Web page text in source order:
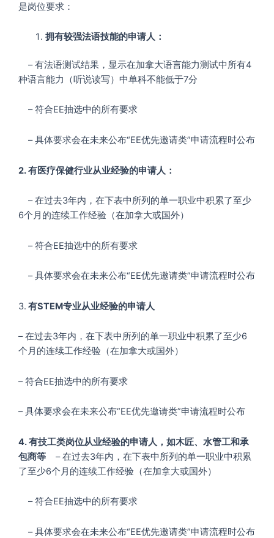
是岗位要求：
拥有较强法语技能的申请人：
– 有法语测试结果，显示在加拿大语言能力测试中所有4
种语言能力（听说读写）中单科不能低于7分
– 符合EE抽选中的所有要求
– 具体要求会在未来公布“EE优先邀请类”申请流程时公布
2. 有医疗保健行业从业经验的申请人：
– 在过去3年内，在下表中所列的单一职业中积累了至少
6个月的连续工作经验（在加拿大或国外）
– 符合EE抽选中的所有要求
– 具体要求会在未来公布“EE优先邀请类”申请流程时公布
3. 有STEM专业从业经验的申请人
– 在过去3年内，在下表中所列的单一职业中积累了至少6
个月的连续工作经验（在加拿大或国外）
– 符合EE抽选中的所有要求
– 具体要求会在未来公布“EE优先邀请类”申请流程时公布
4. 有技工类岗位从业经验的申请人，如木匠、水管工和承
包商等 – 在过去3年内，在下表中所列的单一职业中积累
了至少6个月的连续工作经验（在加拿大或国外）
– 符合EE抽选中的所有要求
– 具体要求会在未来公布“EE优先邀请类”申请流程时公布